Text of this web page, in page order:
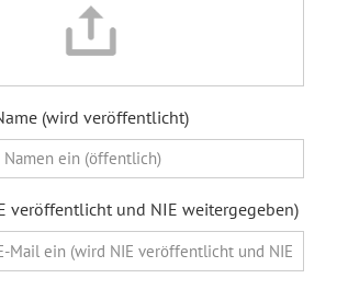
(wird veröffentlicht)
veröffentlicht und NIE weitergegeben)